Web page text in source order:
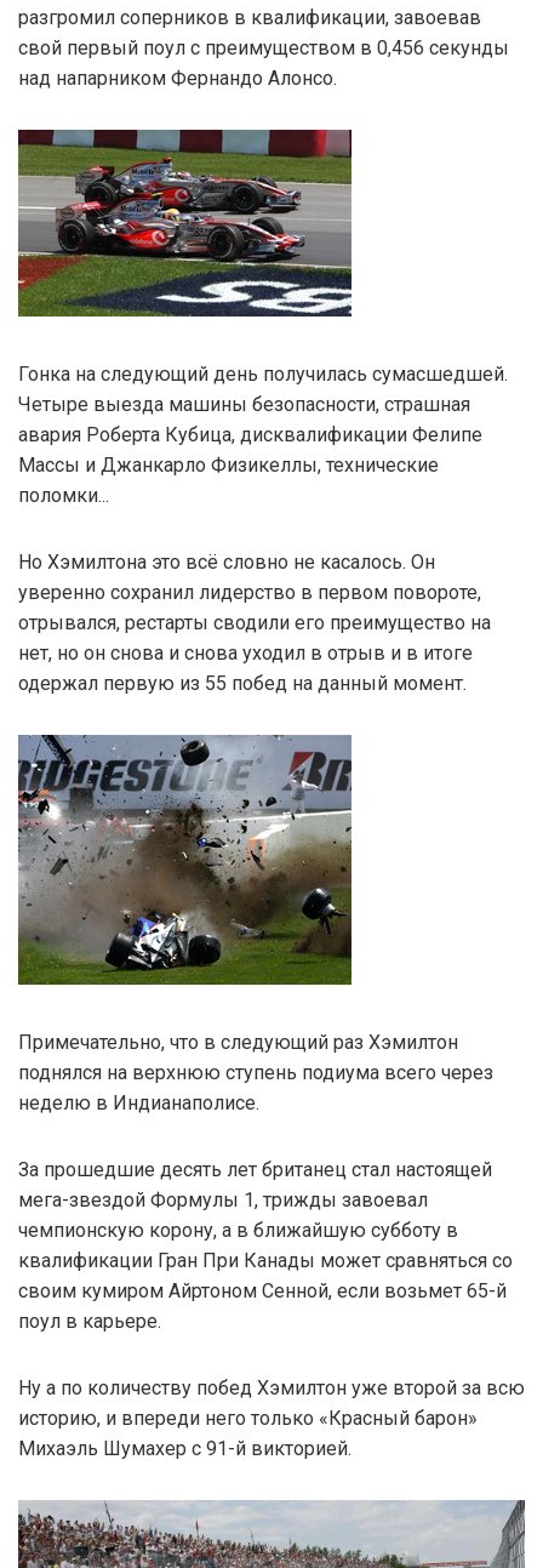
разгромил соперников в квалификации, завоевав
свой первый поул с преимуществом в 0,456 секунды
над напарником Фернандо Алонсо.
Гонка на следующий день получилась сумасшедшей.
Четыре выезда машины безопасности, страшная
авария Роберта Кубица, дисквалификации Фелипе
Массы и Джанкарло Физикеллы, технические
поломки...
Но Хэмилтона это всё словно не касалось. Он
уверенно сохранил лидерство в первом повороте,
отрывался, рестарты сводили его преимущество на
нет, но он снова и снова уходил в отрыв и в итоге
одержал первую из 55 побед на данный момент.
Примечательно, что в следующий раз Хэмилтон
поднялся на верхнюю ступень подиума всего через
неделю в Индианаполисе.
За прошедшие десять лет британец стал настоящей
мега-звездой Формулы 1, трижды завоевал
чемпионскую корону, а в ближайшую субботу в
квалификации Гран При Канады может сравняться со
своим кумиром Айртоном Сенной, если возьмет 65-й
поул в карьере.
Ну а по количеству побед Хэмилтон уже второй за всю
историю, и впереди него только «Красный барон»
Михаэль Шумахер с 91-й викторией.